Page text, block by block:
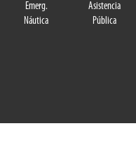
Emerg.
Náutica
Asistencia
Pública